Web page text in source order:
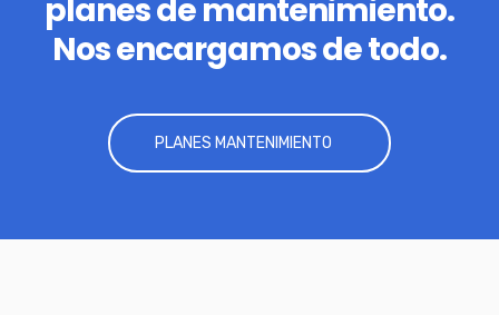
planes de mantenimiento.
Nos encargamos de todo.
PLANES MANTENIMIENTO